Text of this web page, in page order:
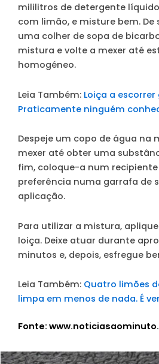
mililitros de detergente
com limão, e misture bem. De
uma colher de sopa de
mistura e volte a mexer até
homogéneo.
Leia Também: Loiça a
Praticamente ninguém
Despeje um copo de água na
mexer até obter uma
fim, coloque-a num
preferência numa garrafa de
aplicação.
Para utilizar a mistura,
loiça. Deixe atuar durante
minutos e, depois, esfregue
Leia Também: Quatro limões
limpa em menos de nada. É
Fonte: